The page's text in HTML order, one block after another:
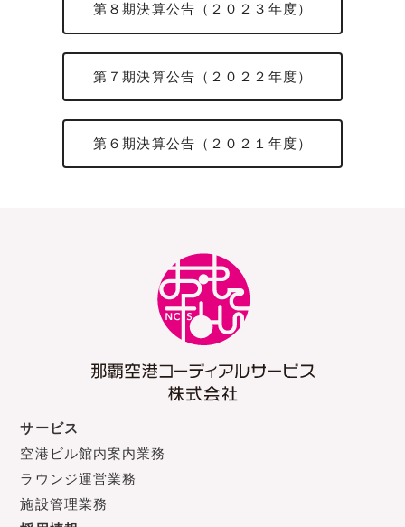
第８期決算公告（２０２３年度）
第７期決算公告（２０２２年度）
第６期決算公告（２０２１年度）
サービス
空港ビル館内案内業務
ラウンジ運営業務
施設管理業務